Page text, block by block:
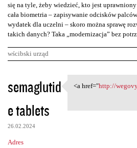
się na tyle, żeby wiedzieć, kto jest
cała biometria – zapisywanie odcisków
wydatek dla uczelni – skoro można sprawę
takich danych? Taka „modernizacja” bez
wścibski urząd
K
o
m
e
n
semaglutid
e tablets
26.02.2024
Adres
<a href="http://
<a href="http://